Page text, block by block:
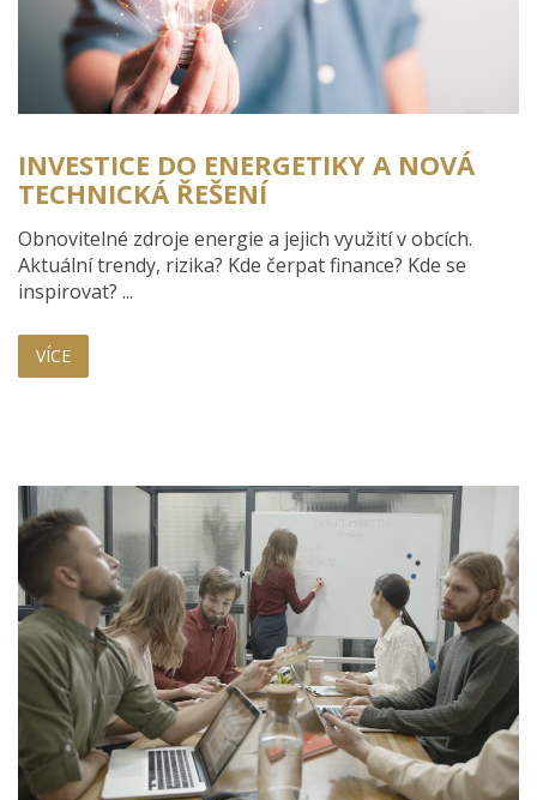
INVESTICE DO ENERGETIKY A NOVÁ
TECHNICKÁ ŘEŠENÍ
Obnovitelné zdroje energie a jejich využití v obcích.
Aktuální trendy, rizika? Kde čerpat finance? Kde se
inspirovat? ...
VÍCE